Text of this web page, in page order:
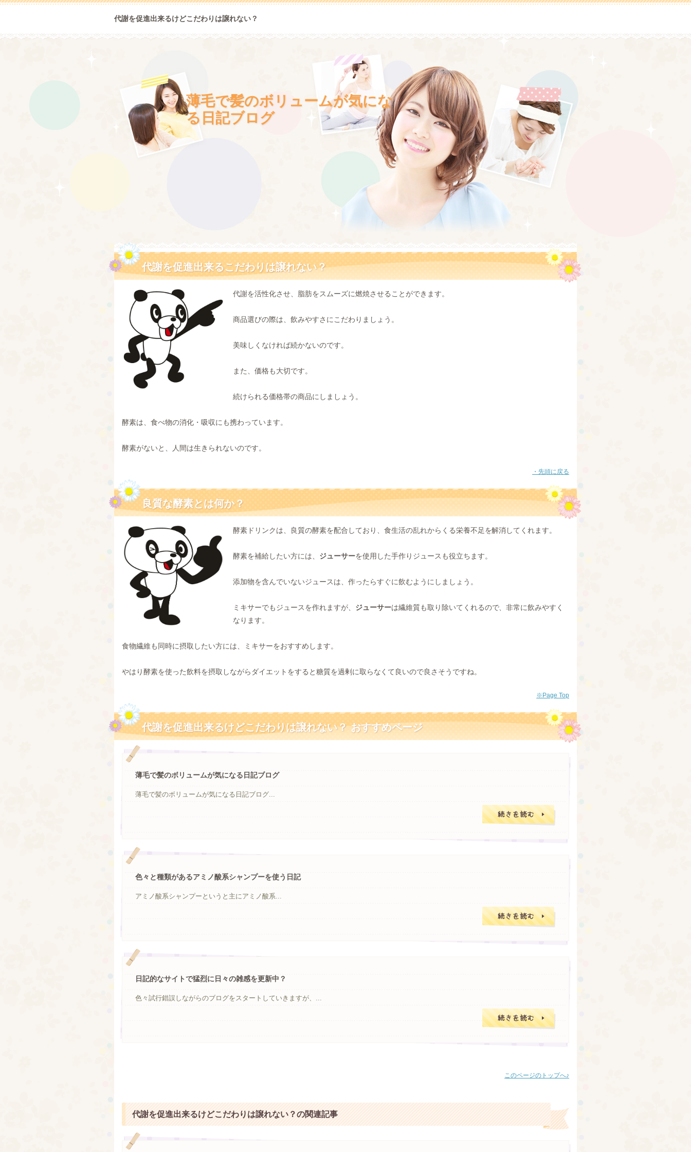
代謝を促進出来るけどこだわりは譲れない？
薄毛で髪のボリュームが気にな
る日記ブログ
代謝を促進出来るこだわりは譲れない？
代謝を活性化させ、脂肪をスムーズに燃焼させることができます。
商品選びの際は、飲みやすさにこだわりましょう。
美味しくなければ続かないのです。
また、価格も大切です。
続けられる価格帯の商品にしましょう。
酵素は、食べ物の消化・吸収にも携わっています。
酵素がないと、人間は生きられないのです。
・先頭に戻る
良質な酵素とは何か？
酵素ドリンクは、良質の酵素を配合しており、食生活の乱れからくる栄養不足を解消してくれます。
酵素を補給したい方には、 ジューサーを使用した手作りジュースも役立ちます。
添加物を含んでいないジュースは、作ったらすぐに飲むようにしましょう。
ミキサーでもジュースを作れますが、 ジューサーは繊維質も取り除いてくれるので、非常に飲みやすく
なります。
食物繊維も同時に摂取したい方には、ミキサーをおすすめします。
やはり酵素を使った飲料を摂取しながらダイエットをすると糖質を過剰に取らなくて良いので良さそうですね。
※Page Top
代謝を促進出来るけどこだわりは譲れない？ おすすめページ
薄毛で髪のボリュームが気になる日記ブログ
薄毛で髪のボリュームが気になる日記ブログ...
色々と種類があるアミノ酸系シャンプーを使う日記
アミノ酸系シャンプーというと主にアミノ酸系...
日記的なサイトで猛烈に日々の雑感を更新中？
色々試行錯誤しながらのブログをスタートしていきますが、...
このページのトップへ♪
代謝を促進出来るけどこだわりは譲れない？の関連記事